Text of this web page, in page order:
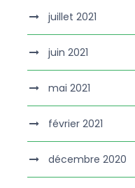
juillet 2021
juin 2021
mai 2021
février 2021
décembre 2020